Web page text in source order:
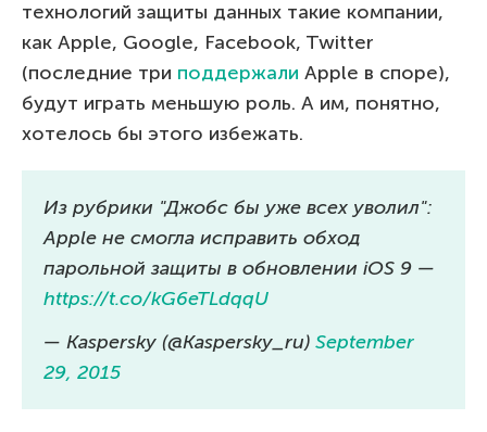
технологий защиты данных такие компании,
как Apple, Google, Facebook, Twitter
(последние три поддержали Apple в споре),
будут играть меньшую роль. А им, понятно,
хотелось бы этого избежать.
Из рубрики "Джобс бы уже всех уволил":
Apple не смогла исправить обход
парольной защиты в обновлении iOS 9 —
https://t.co/kG6eTLdqqU
— Kaspersky (@Kaspersky_ru) September
29, 2015